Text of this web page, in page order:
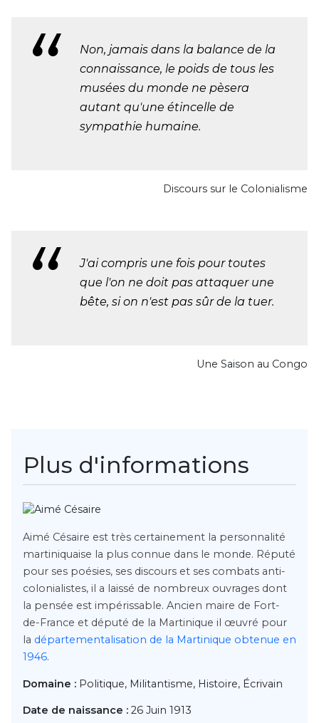
Non, jamais dans la balance de la
connaissance, le poids de tous les
musées du monde ne pèsera
autant qu'une étincelle de
sympathie humaine.
Discours sur le Colonialisme
J'ai compris une fois pour toutes
que l'on ne doit pas attaquer une
bête, si on n'est pas sûr de la tuer.
Une Saison au Congo
Plus d'informations
Aimé Césaire est très certainement la personnalité
martiniquaise la plus connue dans le monde. Réputé
pour ses poésies, ses discours et ses combats anti-
colonialistes, il a laissé de nombreux ouvrages dont
la pensée est impérissable. Ancien maire de Fort-
de-France et député de la Martinique il œuvré pour
la départementalisation de la Martinique obtenue en
1946.
Domaine : Politique, Militantisme, Histoire, Écrivain
Date de naissance : 26 Juin 1913